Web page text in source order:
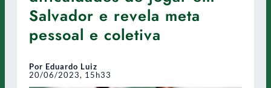
Salvador e revela meta
pessoal e coletiva
Por Eduardo Luiz
20/06/2023, 15h33